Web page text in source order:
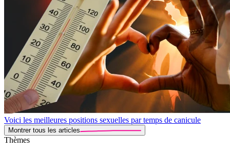
Voici les meilleures positions sexuelles par temps de canicule
Montrer tous les articles
Thèmes